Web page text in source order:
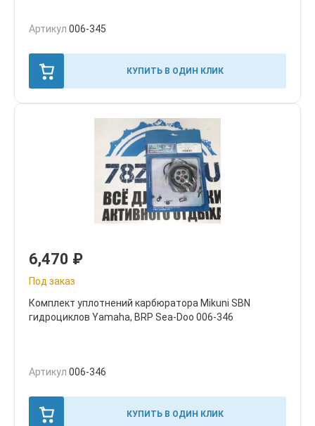
Артикул 006-345
КУПИТЬ В ОДИН КЛИК
6,470 ₽
Под заказ
Комплект уплотнений карбюратора Mikuni SBN
гидроциклов Yamaha, BRP Sea-Doo 006-346
Артикул 006-346
КУПИТЬ В ОДИН КЛИК